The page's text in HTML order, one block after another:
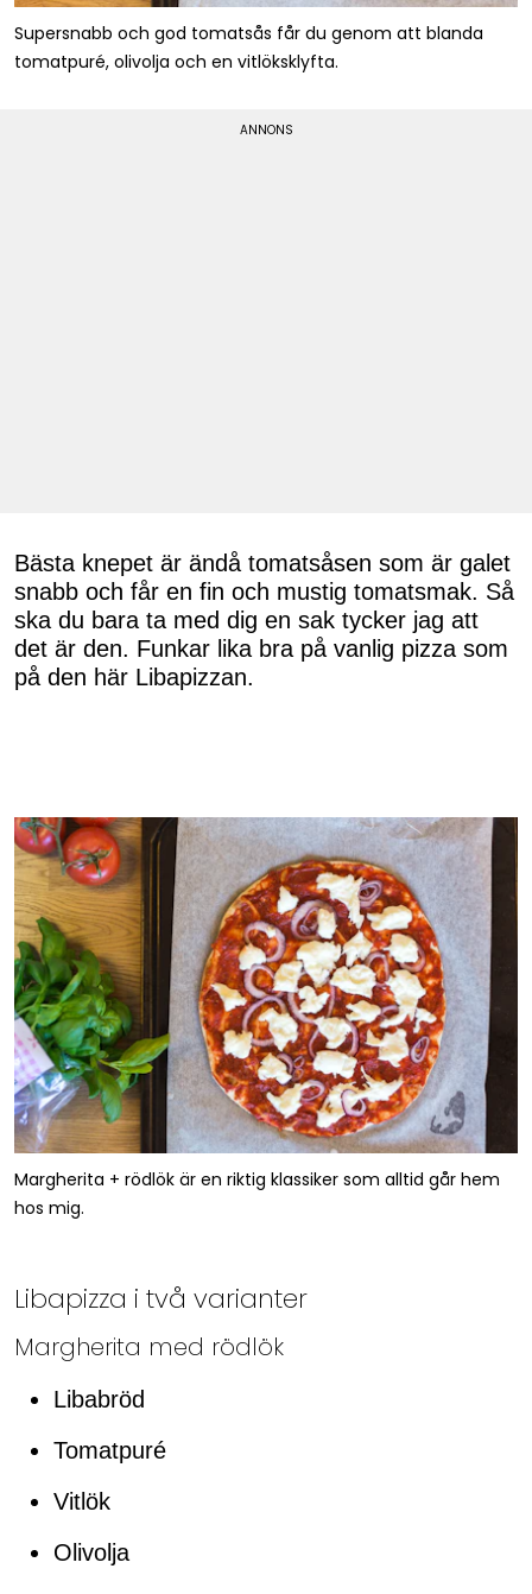
Supersnabb och god tomatsås får du genom att blanda
tomatpuré, olivolja och en vitlöksklyfta.
Bästa knepet är ändå tomatsåsen som är galet
snabb och får en fin och mustig tomatsmak. Så
ska du bara ta med dig en sak tycker jag att
det är den. Funkar lika bra på vanlig pizza som
på den här Libapizzan.
Margherita + rödlök är en riktig klassiker som alltid går hem
hos mig.
Libapizza i två varianter
Margherita med rödlök
Libabröd
Tomatpuré
Vitlök
Olivolja